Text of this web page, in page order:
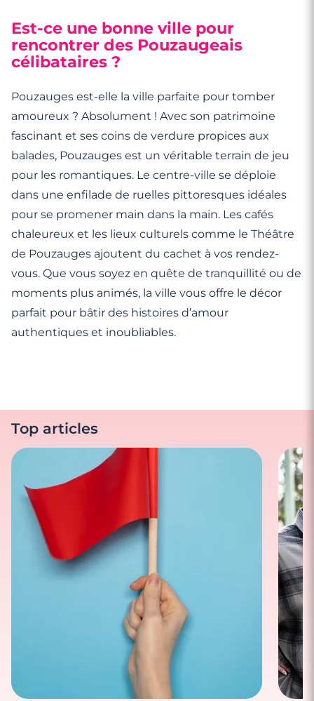
Est-ce une bonne ville pour
rencontrer des Pouzaugeais
célibataires ?
Pouzauges est-elle la ville parfaite pour tomber
amoureux ? Absolument ! Avec son patrimoine
fascinant et ses coins de verdure propices aux
balades, Pouzauges est un véritable terrain de jeu
pour les romantiques. Le centre-ville se déploie
dans une enfilade de ruelles pittoresques idéales
pour se promener main dans la main. Les cafés
chaleureux et les lieux culturels comme le Théâtre
de Pouzauges ajoutent du cachet à vos rendez-
vous. Que vous soyez en quête de tranquillité ou de
moments plus animés, la ville vous offre le décor
parfait pour bâtir des histoires d’amour
authentiques et inoubliables.
Top articles